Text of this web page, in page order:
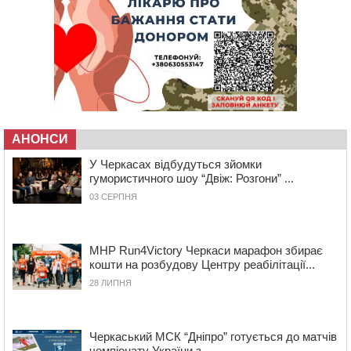
На Черкащині п’яний мотоцикліст зіткнувся з
мопедом: двоє людей у лікарні
Ветерани МСК “Дніпро” вибороли бронзу чемпіонату
України
На Уманщині підрядника зобов’язали сплатити понад
670 тис грн штрафу за незаконні зміни до договору
Мокрокалигірського психоневрологічного інтернату
07:23 Уманські міграційники видворили з країни грузина,
який відсидів термін у колонії
05 СЕРПНЯ 2026, СЕРЕДА
19:30 Проєкт просторового розвитку Корсунь-
Шевченківської громади рекомендували до
погодження
18:07 Боксерка з Черкащини готується до чемпіонату
АНОНСИ
У Черкасах відбудуться зйомки
гумористичного шоу “Двіж: Розгони” ...
03 СЕРПНЯ
MHP Run4Victory Черкаси марафон збирає
кошти на розбудову Центру реабілітації...
28 ЛИПНЯ
Черкаський МСК “Дніпро” готується до матчів